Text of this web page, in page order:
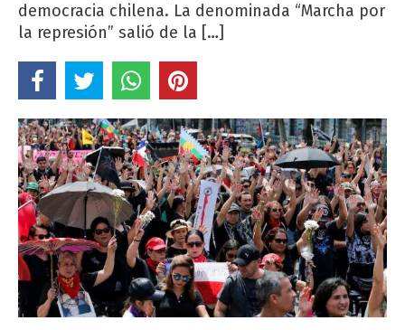
democracia chilena. La denominada “Marcha por
la represión” salió de la […]